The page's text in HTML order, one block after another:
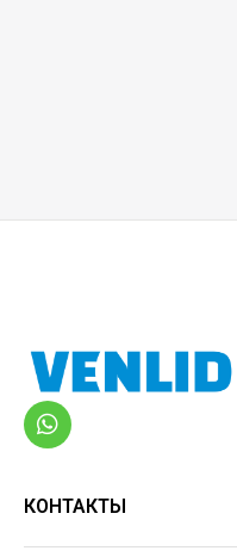
КОНТАКТЫ